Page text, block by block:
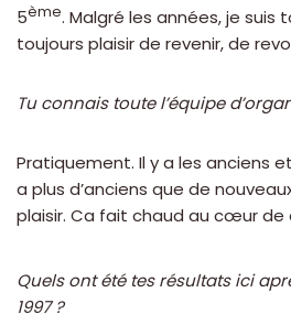
5ème. Malgré les années, je suis
toujours plaisir de revenir, de
Tu connais toute l’équipe
Pratiquement. Il y a les anciens
a plus d’anciens que de
plaisir. Ca fait chaud au cœur
Quels ont été tes résultats ici
1997 ?